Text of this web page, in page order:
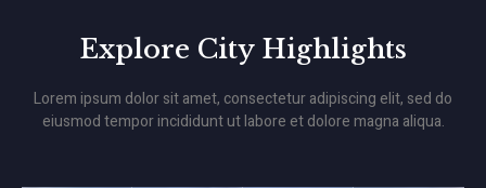
Explore City Highlights
Lorem ipsum dolor sit amet, consectetur adipiscing elit, sed do
eiusmod tempor incididunt ut labore et dolore magna aliqua.